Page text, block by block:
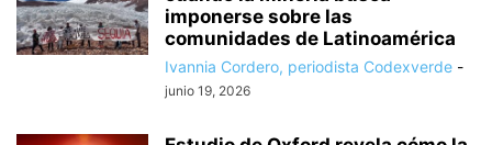
imponerse sobre las
comunidades de Latinoamérica
Ivannia Cordero, periodista Codexverde -
junio 19, 2026